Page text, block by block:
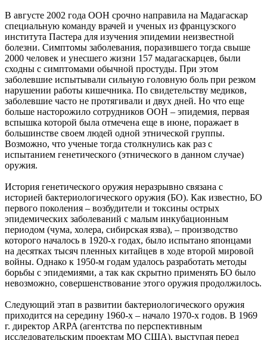
В августе 2002 года ООН срочно направила на Мадагаскар
специальную команду врачей и ученых из французского
института Пастера для изучения эпидемии неизвестной
болезни. Симптомы заболевания, поразившего тогда свыше
2000 человек и унесшего жизни 157 мадагаскарцев, были
сходны с симптомами обычной простуды. При этом
заболевшие испытывали сильную головную боль при резком
нарушении работы кишечника. По свидетельству медиков,
заболевшие часто не протягивали и двух дней. Но что еще
больше насторожило сотрудников ООН – эпидемия, первая
вспышка которой была отмечена еще в июне, поражает в
большинстве своем людей одной этнической группы.
Возможно, что ученые тогда столкнулись как раз с
испытанием генетического (этнического в данном случае)
оружия.
История генетического оружия неразрывно связана с
историей бактериологического оружия (БО). Как известно, БО
первого поколения – возбудители и токсины острых
эпидемических заболеваний с малым инкубационным
периодом (чума, холера, сибирская язва), – производство
которого началось в 1920-х годах, было испытано японцами
на десятках тысяч пленных китайцев в ходе второй мировой
войны. Однако к 1950-м годам удалось разработать методы
борьбы с эпидемиями, а так как скрытно применять БО было
невозможно, совершенствование этого оружия продолжилось.
Следующий этап в развитии бактериологического оружия
приходится на середину 1960-х – начало 1970-х годов. В 1969
г. директор ARPA (агентства по перспективным
исследовательским проектам МО США), выступая перед